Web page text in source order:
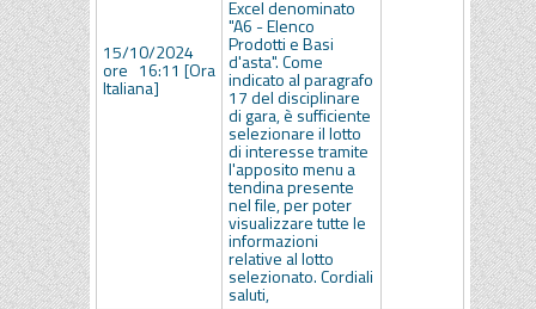
15/10/2024
ore 16:11 [Ora
Italiana]
Excel denominato
"A6 - Elenco
Prodotti e Basi
d'asta". Come
indicato al paragrafo
17 del disciplinare
di gara, è sufficiente
selezionare il lotto
di interesse tramite
l'apposito menu a
tendina presente
nel file, per poter
visualizzare tutte le
informazioni
relative al lotto
selezionato. Cordiali
saluti,